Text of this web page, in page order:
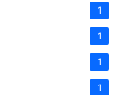
1
1
1
1